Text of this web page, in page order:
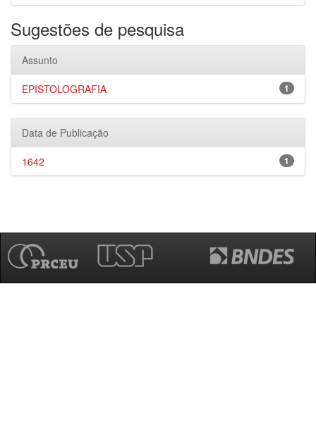
Sugestões de pesquisa
Assunto
1
EPISTOLOGRAFIA
Data de Publicação
1
1642